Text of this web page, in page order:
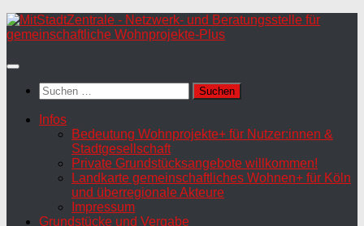
Zum
Inhalt
Suchen
nach:
Infos
Bedeutung Wohnprojekte+ für Nutzer:innen &
Stadtgesellschaft
Private Grundstücksangebote willkommen!
Landkarte gemeinschaftliches Wohnen+ für Köln
und überregionale Akteure
Impressum
Grundstücke und Vergabe